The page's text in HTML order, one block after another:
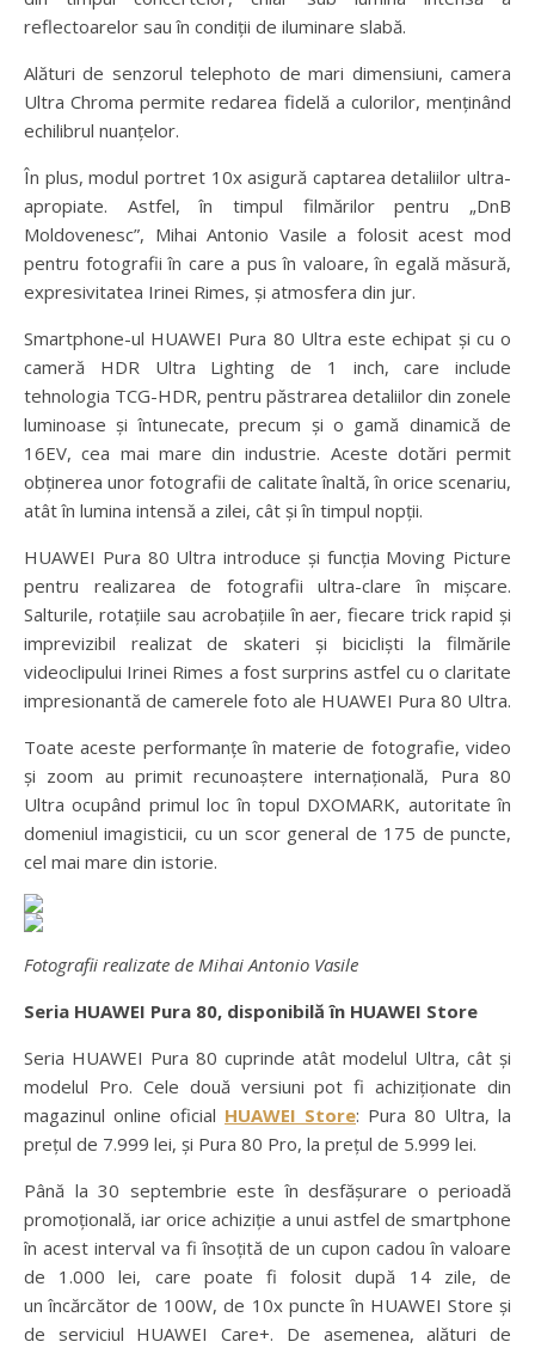
reflectoarelor sau în condiții de iluminare slabă.
Alături de senzorul telephoto de mari dimensiuni, camera
Ultra Chroma permite redarea fidelă a culorilor, menținând
echilibrul nuanțelor.
În plus, modul portret 10x asigură captarea detaliilor ultra-
apropiate. Astfel, în timpul filmărilor pentru „DnB
Moldovenesc”, Mihai Antonio Vasile a folosit acest mod
pentru fotografii în care a pus în valoare, în egală măsură,
expresivitatea Irinei Rimes, și atmosfera din jur.
Smartphone-ul HUAWEI Pura 80 Ultra este echipat și cu o
cameră
HDR Ultra Lighting de 1 inch, care include
tehnologia TCG-HDR, pentru păstrarea detaliilor din zonele
luminoase și întunecate, precum și o gamă dinamică de
16EV, cea mai mare din industrie. Aceste dotări permit
obținerea unor fotografii de calitate înaltă, în orice scenariu,
atât în lumina intensă a zilei, cât și în timpul nopții.
HUAWEI Pura 80 Ultra introduce și funcția Moving Picture
pentru realizarea de fotografii ultra-clare în mișcare.
Salturile, rotațiile sau acrobațiile în aer, fiecare trick rapid și
imprevizibil realizat de skateri și bicicliști la filmările
videoclipului Irinei Rimes a fost surprins astfel cu o claritate
impresionantă de camerele foto ale HUAWEI Pura 80 Ultra.
Toate aceste performanțe în materie de fotografie, video
și zoom au primit recunoaștere internațională, Pura 80
Ultra ocupând primul loc în topul DXOMARK, autoritate în
domeniul imagisticii, cu un scor general de 175 de puncte,
cel mai mare din istorie.
Fotografii realizate de Mihai Antonio Vasile
Seria HUAWEI Pura 80, disponibilă în HUAWEI Store
Seria HUAWEI Pura 80 cuprinde atât modelul Ultra, cât și
modelul Pro. Cele două versiuni pot fi achiziționate din
magazinul online oficial HUAWEI Store: Pura 80 Ultra, la
prețul de 7.999 lei, și Pura 80 Pro, la prețul de 5.999 lei.
Până la 30 septembrie este în desfășurare o perioadă
promoțională, iar orice achiziție a unui astfel de smartphone
în acest interval va fi însoțită de un cupon cadou în valoare
de 1.000 lei, care poate fi folosit după 14 zile, de
un încărcător de 100W, de 10x puncte în HUAWEI Store și
de serviciul HUAWEI Care+. De asemenea, alături de